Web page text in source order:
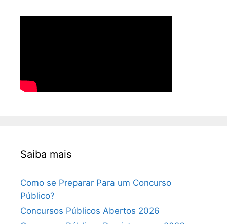
Saiba mais
Como se Preparar Para um Concurso
Público?
Concursos Públicos Abertos 2026